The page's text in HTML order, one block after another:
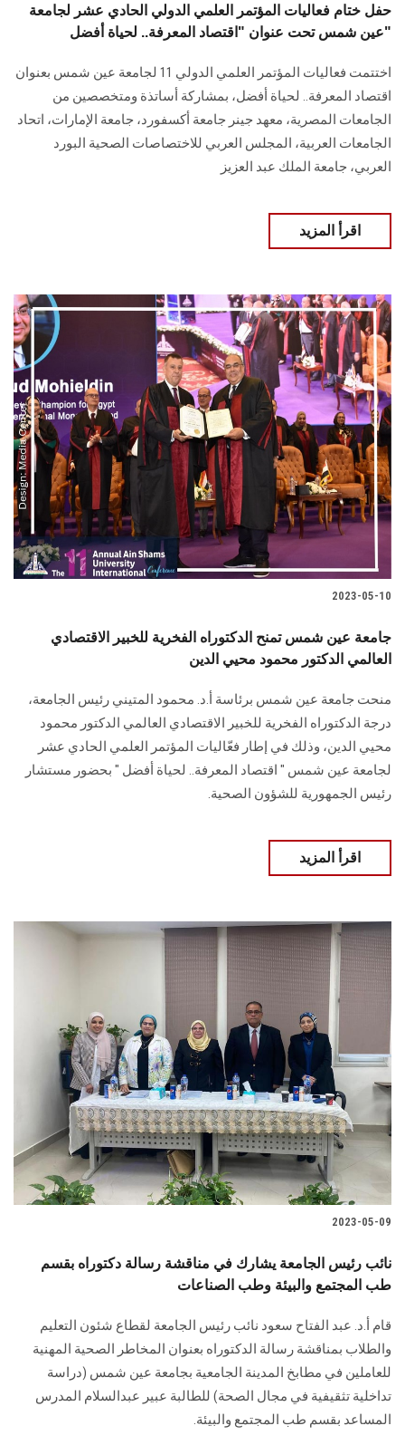
الزائـرون
سجل الان
حفل ختام فعاليات المؤتمر العلمي الدولي الحادي عشر لجامعة
عين شمس تحت عنوان "اقتصاد المعرفة.. لحياة أفضل"
اختتمت فعاليات المؤتمر العلمي الدولي 11 لجامعة عين شمس بعنوان
اقتصاد المعرفة.. لحياة أفضل، بمشاركة أساتذة ومتخصصين من
الجامعات المصرية، معهد جينر جامعة أكسفورد، جامعة الإمارات، اتحاد
الجامعات العربية، المجلس العربي للاختصاصات الصحية البورد
العربي، جامعة الملك عبد العزيز
اقرأ المزيد
2023-05-10
جامعة عين شمس تمنح الدكتوراه الفخرية للخبير الاقتصادي
العالمي الدكتور محمود محيي الدين
منحت جامعة عين شمس برئاسة أ.د. محمود المتيني رئيس الجامعة،
درجة الدكتوراه الفخرية للخبير الاقتصادي العالمي الدكتور محمود
محيي الدين، وذلك في إطار فعّاليات المؤتمر العلمي الحادي عشر
لجامعة عين شمس " اقتصاد المعرفة.. لحياة أفضل " بحضور مستشار
رئيس الجمهورية للشؤون الصحية.
اقرأ المزيد
2023-05-09
نائب رئيس الجامعة يشارك في مناقشة رسالة دكتوراه بقسم
طب المجتمع والبيئة وطب الصناعات
قام أ.د. عبد الفتاح سعود نائب رئيس الجامعة لقطاع شئون التعليم
والطلاب بمناقشة رسالة الدكتوراه بعنوان المخاطر الصحية المهنية
للعاملين في مطابخ المدينة الجامعية بجامعة عين شمس (دراسة
تداخلية تثقيفية في مجال الصحة) للطالبة عبير عبدالسلام المدرس
المساعد بقسم طب المجتمع والبيئة.